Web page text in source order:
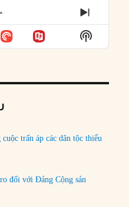
LIST
NEXT
Show
Podcast
trấn áp các dân tộc thiểu
đối với Đảng Cộng sản